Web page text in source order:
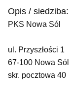
Opis / siedziba:
PKS Nowa Sól
ul. Przyszłości 1
67-100 Nowa Sól
skr. pocztowa 40